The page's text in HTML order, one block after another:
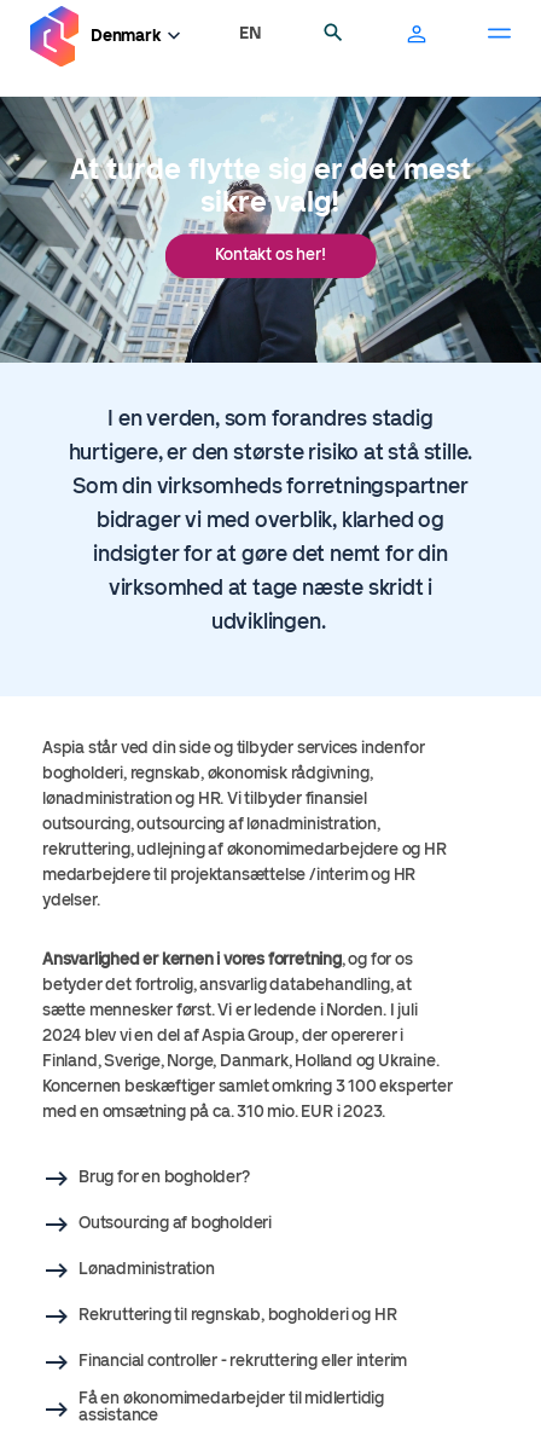
hovedindhold
Denmark EN
At turde flytte sig er det mest
sikre valg!
Kontakt os her!
I en verden, som forandres stadig
hurtigere, er den største risiko at stå stille.
Som din virksomheds forretningspartner
bidrager vi med overblik, klarhed og
indsigter for at gøre det nemt for din
virksomhed at tage næste skridt i
udviklingen.
Aspia står ved din side og tilbyder services indenfor
bogholderi, regnskab, økonomisk rådgivning,
lønadministration og HR. Vi tilbyder finansiel
outsourcing, outsourcing af lønadministration,
rekruttering, udlejning af økonomimedarbejdere og HR
medarbejdere til projektansættelse /interim og HR
ydelser.
Ansvarlighed er kernen i vores forretning, og for os
betyder det fortrolig, ansvarlig databehandling, at
sætte mennesker først. Vi er ledende i Norden. I juli
2024 blev vi en del afAspiaGroup, der opererer i
Finland, Sverige, Norge, Danmark, Holland og Ukraine.
Koncernen beskæftiger samlet omkring 3 100 eksperter
med en omsætning på ca. 310 mio. EUR i 2023.
Brug for en bogholder?
Outsourcing af bogholderi
Lønadministration
Rekruttering til regnskab, bogholderi og HR
Financial controller - rekruttering eller interim
Få en økonomimedarbejder til midlertidig
assistance